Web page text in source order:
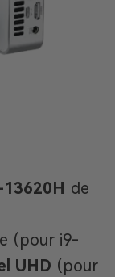
de
(pour i9-
UHD (pour